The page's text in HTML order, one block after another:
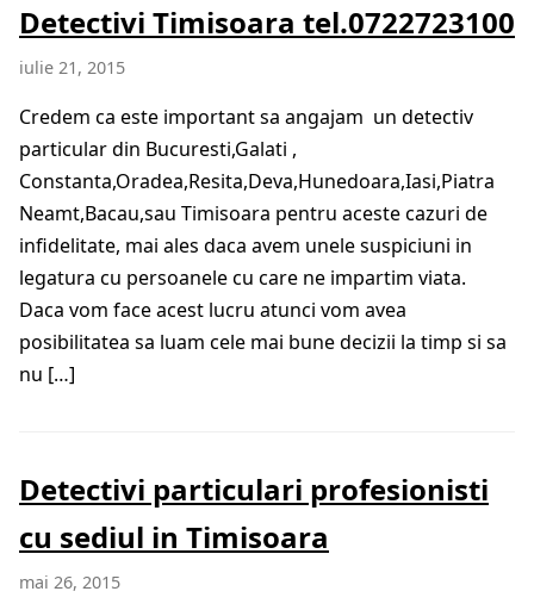
Detectivi Timisoara tel.0722723100
iulie 21, 2015
Credem ca este important sa angajam un detectiv
particular din Bucuresti,Galati ,
Constanta,Oradea,Resita,Deva,Hunedoara,Iasi,Piatra
Neamt,Bacau,sau Timisoara pentru aceste cazuri de
infidelitate, mai ales daca avem unele suspiciuni in
legatura cu persoanele cu care ne impartim viata.
Daca vom face acest lucru atunci vom avea
posibilitatea sa luam cele mai bune decizii la timp si sa
nu […]
Detectivi particulari profesionisti
cu sediul in Timisoara
mai 26, 2015